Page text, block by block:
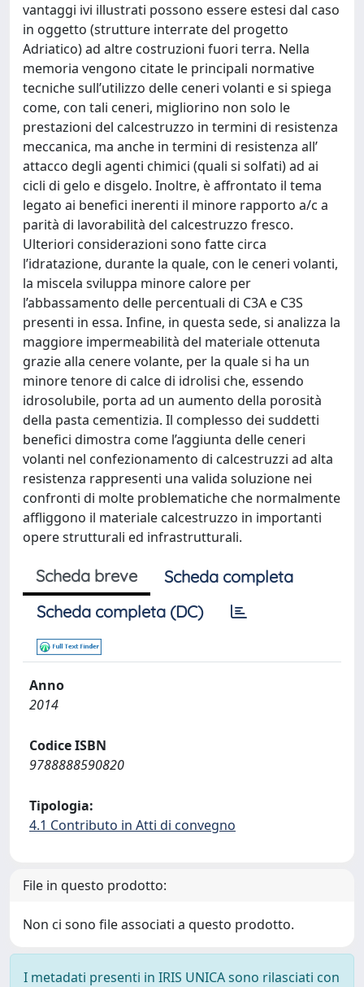
vantaggi ivi illustrati possono essere estesi dal caso
in oggetto (strutture interrate del progetto
Adriatico) ad altre costruzioni fuori terra. Nella
memoria vengono citate le principali normative
tecniche sull’utilizzo delle ceneri volanti e si spiega
come, con tali ceneri, migliorino non solo le
prestazioni del calcestruzzo in termini di resistenza
meccanica, ma anche in termini di resistenza all’
attacco degli agenti chimici (quali si solfati) ad ai
cicli di gelo e disgelo. Inoltre, è affrontato il tema
legato ai benefici inerenti il minore rapporto a/c a
parità di lavorabilità del calcestruzzo fresco.
Ulteriori considerazioni sono fatte circa
l’idratazione, durante la quale, con le ceneri volanti,
la miscela sviluppa minore calore per
l’abbassamento delle percentuali di C3A e C3S
presenti in essa. Infine, in questa sede, si analizza la
maggiore impermeabilità del materiale ottenuta
grazie alla cenere volante, per la quale si ha un
minore tenore di calce di idrolisi che, essendo
idrosolubile, porta ad un aumento della porosità
della pasta cementizia. Il complesso dei suddetti
benefici dimostra come l’aggiunta delle ceneri
volanti nel confezionamento di calcestruzzi ad alta
resistenza rappresenti una valida soluzione nei
confronti di molte problematiche che normalmente
affliggono il materiale calcestruzzo in importanti
opere strutturali ed infrastrutturali.
Scheda breve
Scheda completa
Scheda completa (DC)
Anno
2014
Codice ISBN
9788888590820
Tipologia:
4.1 Contributo in Atti di convegno
File in questo prodotto:
Non ci sono file associati a questo prodotto.
I metadati presenti in IRIS UNICA sono rilasciati con